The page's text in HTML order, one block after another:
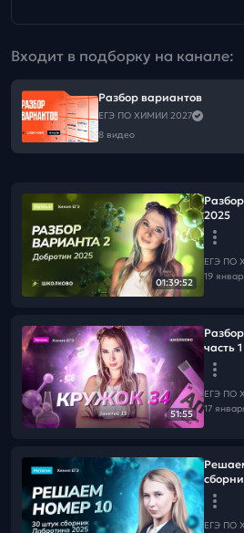
Входит в подборку на канале:
Разбор вариантов
ЕГЭ ПО ХИМИИ 2027
8 видео
01:39:52
2025
ЕГЭ ПО
19
51:55
часть
ЕГЭ ПО
17
ЕГЭ ПО